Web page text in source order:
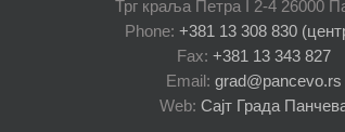
Трг краља Петра I 2-4 26000
Phone: +381 13 308 830
Fax: +381 13 343 827
Email: grad@pancevo.rs
Web: Сајт Града